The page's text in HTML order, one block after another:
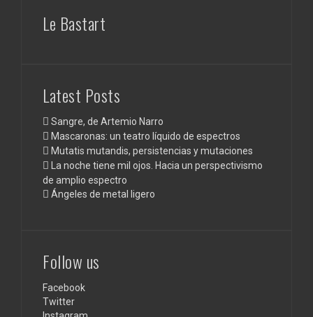
Le Bastart
Latest Posts
Sangre, de Artemio Narro
Mascaronas: un teatro líquido de espectros
Mutatis mutandis, persistencias y mutaciones
La noche tiene mil ojos. Hacia un perspectivismo
de amplio espectro
Ángeles de metal ligero
Follow us
Facebook
Twitter